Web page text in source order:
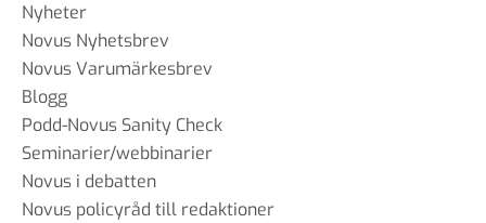
Nyheter
Novus Nyhetsbrev
Novus Varumärkesbrev
Blogg
Podd-Novus Sanity Check
Seminarier/webbinarier
Novus i debatten
Novus policyråd till redaktioner